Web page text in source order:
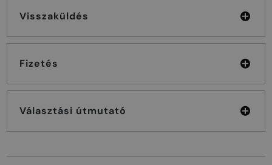
Visszaküldés
Fizetés
Választási útmutató